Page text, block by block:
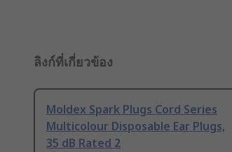
ลิงก์ที่เกี่ยวข้อง
Moldex Spark Plugs Cord Series
Multicolour Disposable Ear Plugs,
35 dB Rated 2